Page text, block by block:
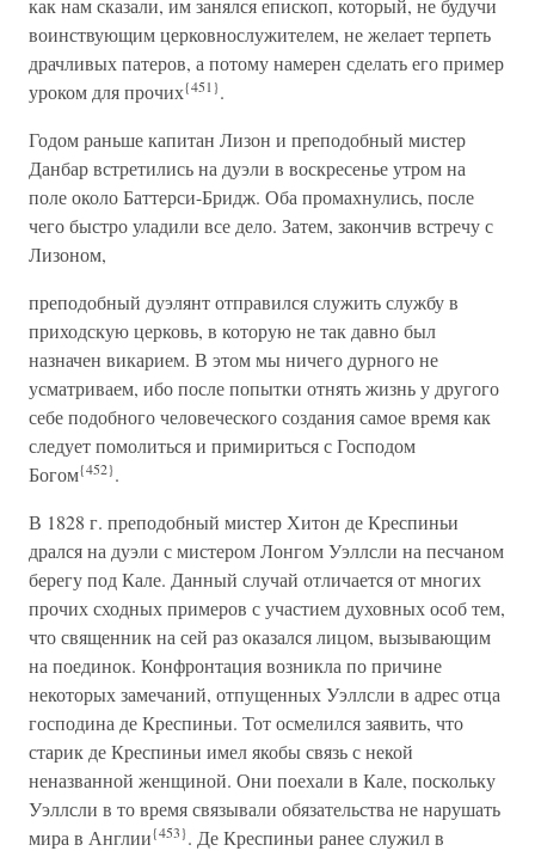
как нам сказали, им занялся епископ, который, не будучи
воинствующим церковнослужителем, не желает терпеть
драчливых патеров, а потому намерен сделать его пример
уроком для прочих{451}.
Годом раньше капитан Лизон и преподобный мистер
Данбар встретились на дуэли в воскресенье утром на
поле около Баттерси-Бридж. Оба промахнулись, после
чего быстро уладили все дело. Затем, закончив встречу с
Лизоном,
преподобный дуэлянт отправился служить службу в
приходскую церковь, в которую не так давно был
назначен викарием. В этом мы ничего дурного не
усматриваем, ибо после попытки отнять жизнь у другого
себе подобного человеческого создания самое время как
следует помолиться и примириться с Господом
Богом{452}.
В 1828 г. преподобный мистер Хитон де Креспиньи
дрался на дуэли с мистером Лонгом Уэллсли на песчаном
берегу под Кале. Данный случай отличается от многих
прочих сходных примеров с участием духовных особ тем,
что священник на сей раз оказался лицом, вызывающим
на поединок. Конфронтация возникла по причине
некоторых замечаний, отпущенных Уэллсли в адрес отца
господина де Креспиньи. Тот осмелился заявить, что
старик де Креспиньи имел якобы связь с некой
неназванной женщиной. Они поехали в Кале, поскольку
Уэллсли в то время связывали обязательства не нарушать
мира в Англии{453}. Де Креспиньи ранее служил в